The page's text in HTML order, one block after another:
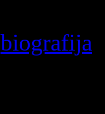
biografija